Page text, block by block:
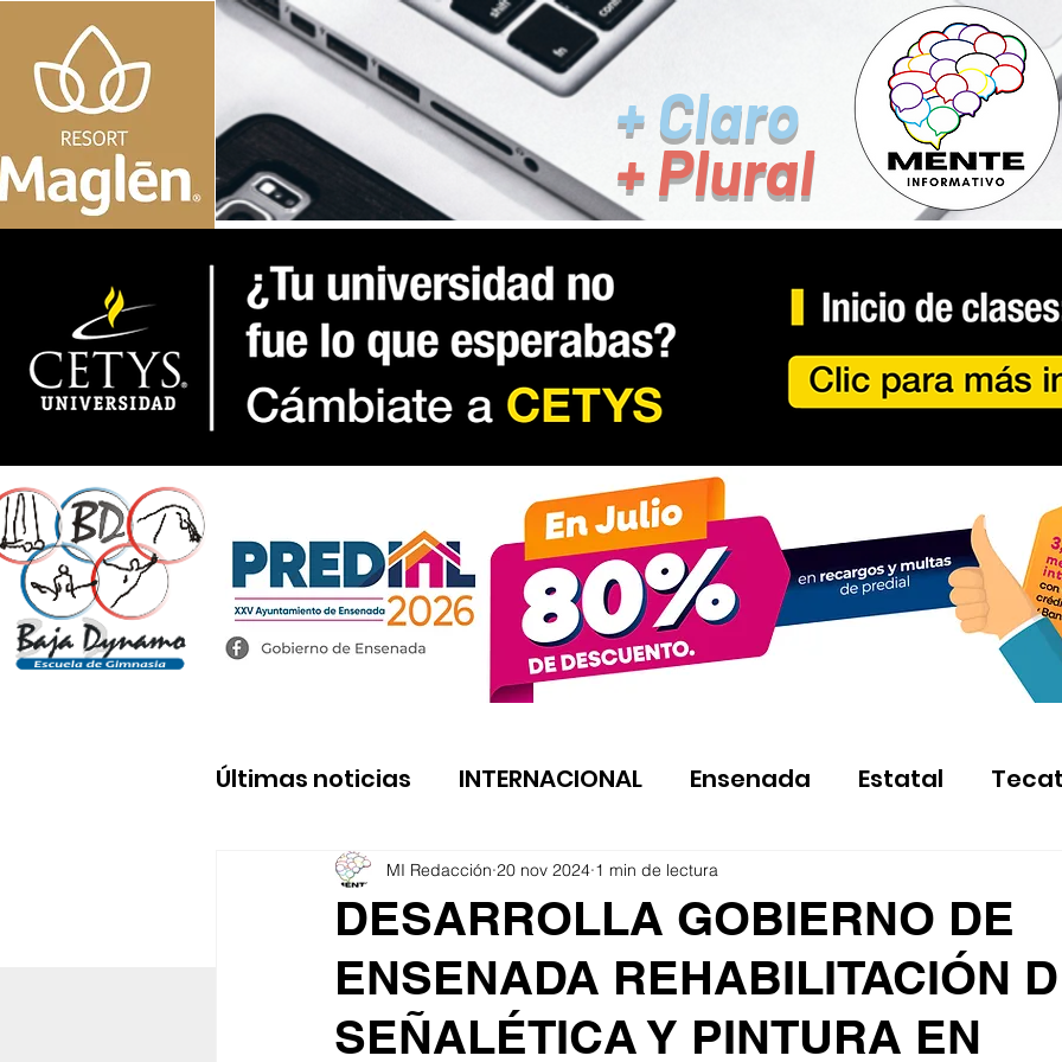
+ Claro
+ Plural
Últimas noticias INTERNACIONAL Ensenada Estatal
DESARROLLA GOBIERNO DE
ENSENADA REHABILITACIÓN
SEÑALÉTICA Y PINTURA EN
MI Redacción 20 nov 2024 1 min de lectura